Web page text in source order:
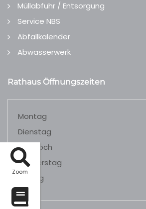
Zoom
Müllabfuhr / Entsorgung
Service NBS
Abfallkalender
Abwasserwerk
Rathaus Öffnungszeiten
Montag
Dienstag
Mittwoch
Donnerstag
Freitag